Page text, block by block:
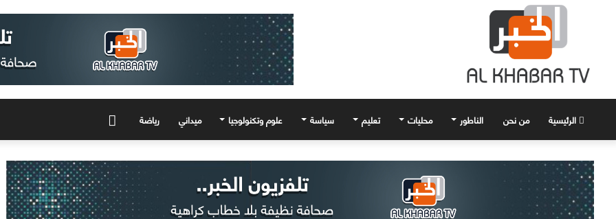
الرئيسية من نحن الناطور محليات تعليم سياسة علوم وتكنولوجيا ميداني رياضة